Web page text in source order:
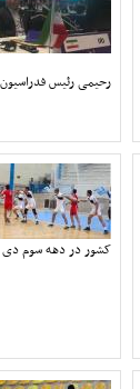
رحیمی رئیس فدراسیون
کشور در دهه سوم دی